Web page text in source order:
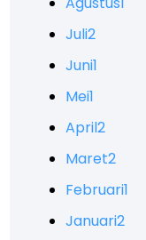
Juli2
Juni1
Mei1
April2
Maret2
Februari1
Januari2